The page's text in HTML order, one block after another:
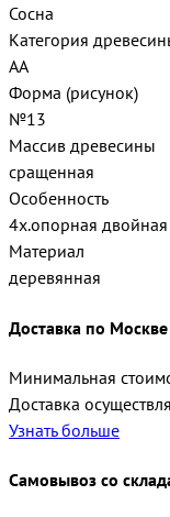
Сосна
Категория
АА
Форма (рисунок)
№13
Массив древесины
сращенная
Особенность
4х.опорная двойная
Материал
деревянная
Доставка по
Минимальная
Доставка
Узнать больше
Самовывоз со